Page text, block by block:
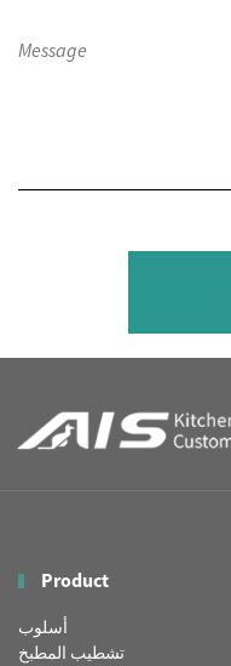
Product
أسلوب
تشطيب المطبخ